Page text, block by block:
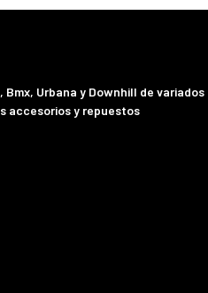
Urbana y Downhill de variados
accesorios y repuestos